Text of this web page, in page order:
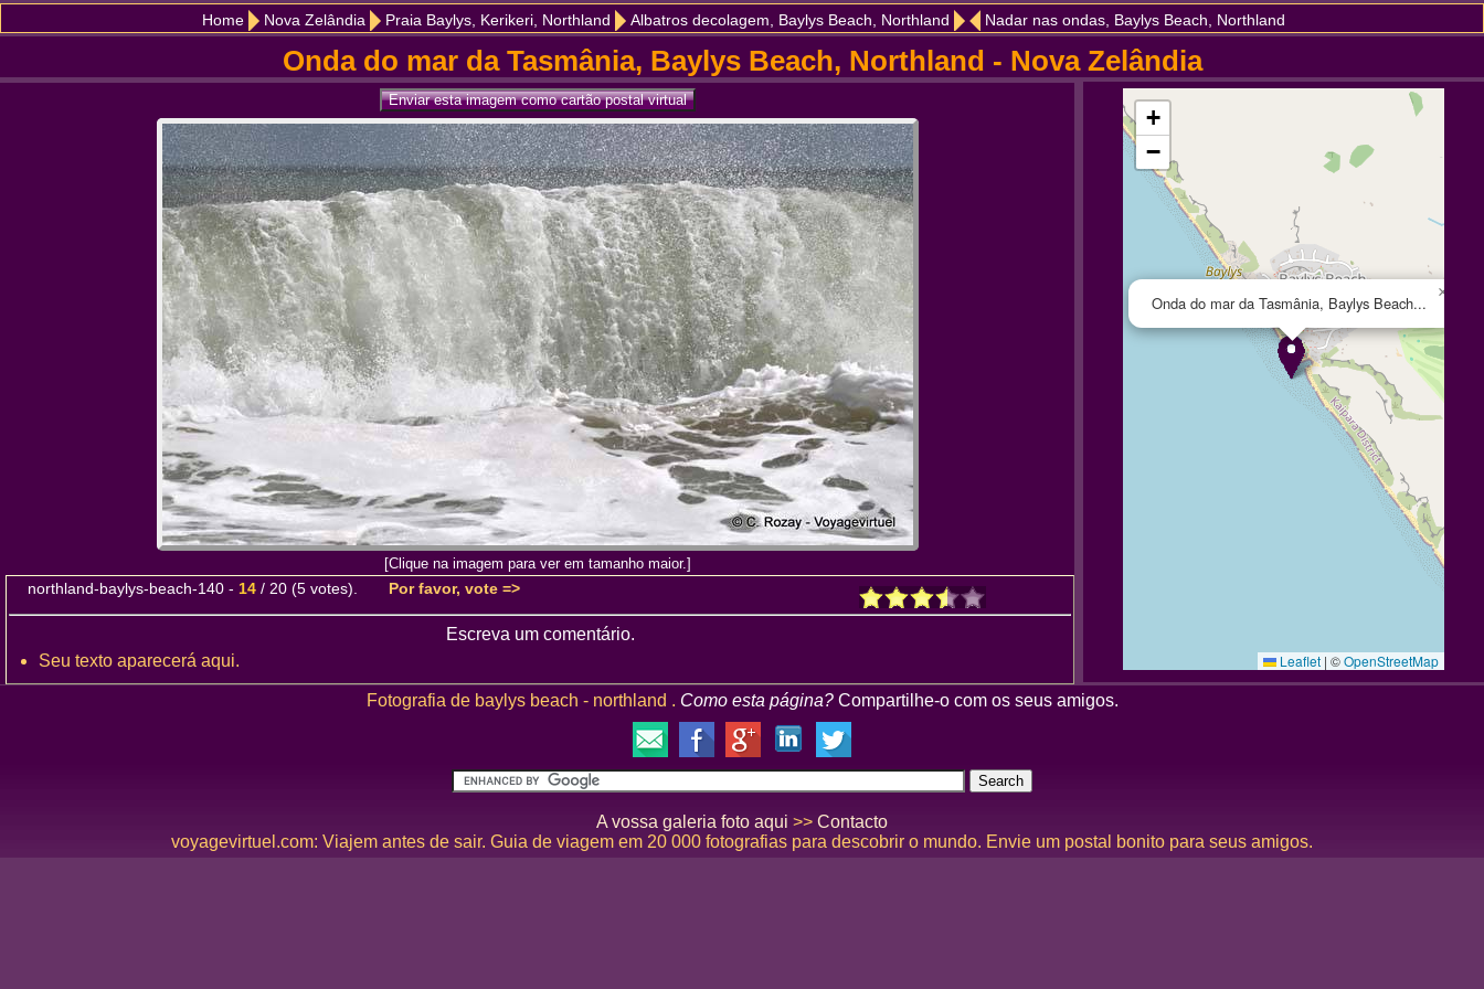
Home Nova Zelândia Praia Baylys, Kerikeri, Northland Albatros decolagem, Baylys Beach, Northland Nadar nas ondas, Baylys Beach, Northland
Onda do mar da Tasmânia, Baylys Beach, Northland - Nova Zelândia
[Clique na imagem para ver em tamanho maior.]
northland-baylys-beach-140 - 14 / 20 (5 votes). Por favor, vote =>
Escreva um comentário.
Seu texto aparecerá aqui.
Onda do mar da Tasmânia, Baylys Beach...
×
+
−
Leaflet | ©OpenStreetMap
Fotografia de baylys beach - northland . Como esta página? Compartilhe-o com os seus amigos.
A vossa galeria foto aqui >> Contacto
voyagevirtuel.com: Viajem antes de sair. Guia de viagem em 20 000 fotografias para descobrir o mundo. Envie um postal bonito para seus amigos.